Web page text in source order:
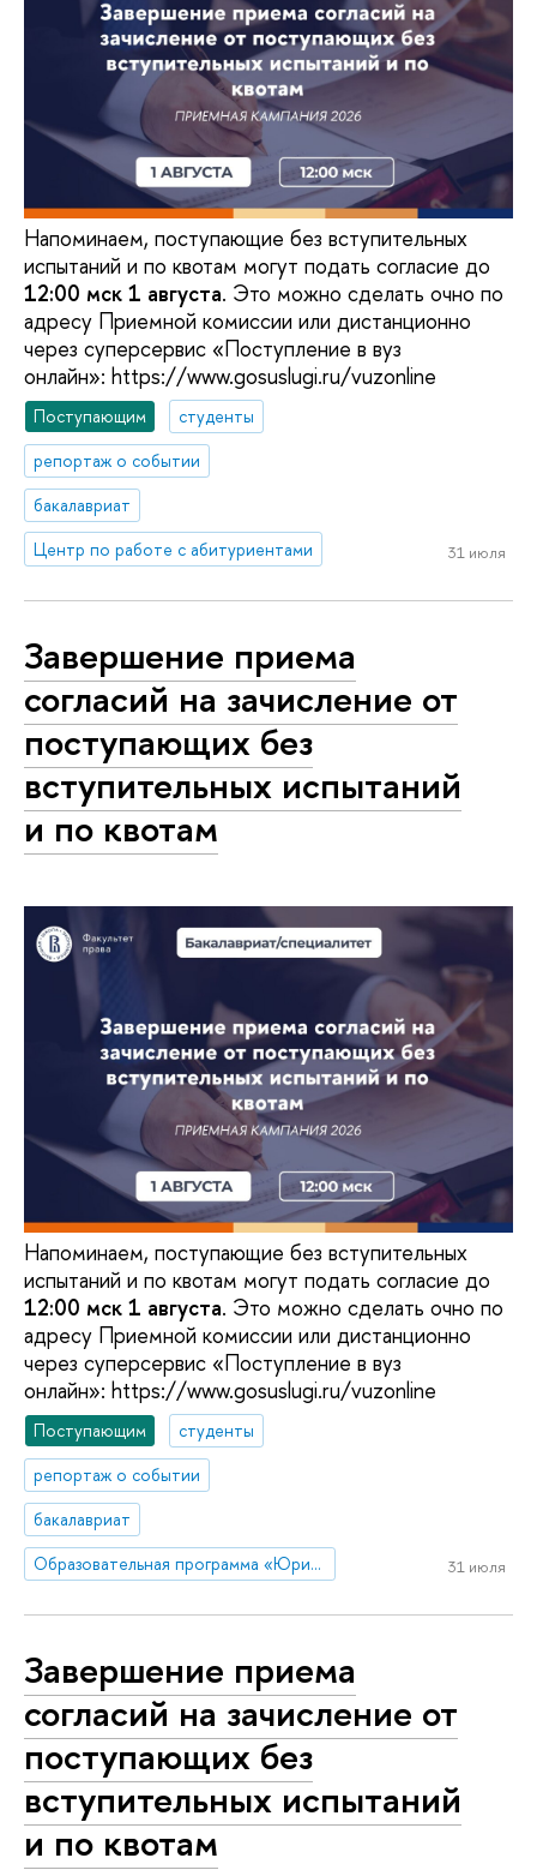
Напоминаем, поступающие без вступительных
испытаний и по квотам могут подать согласие до
12:00 мск 1 августа. Это можно сделать очно по
адресу Приемной комиссии или дистанционно
через суперсервис «Поступление в вуз
онлайн»: https://www.gosuslugi.ru/vuzonline
Поступающим
студенты
репортаж о событии
бакалавриат
Центр по работе с абитуриентами
31 июля
Завершение приема
согласий на зачисление от
поступающих без
вступительных испытаний
и по квотам
Напоминаем, поступающие без вступительных
испытаний и по квотам могут подать согласие до
12:00 мск 1 августа. Это можно сделать очно по
адресу Приемной комиссии или дистанционно
через суперсервис «Поступление в вуз
онлайн»: https://www.gosuslugi.ru/vuzonline
Поступающим
студенты
репортаж о событии
бакалавриат
Образовательная программа «Юриспруденция»
31 июля
Завершение приема
согласий на зачисление от
поступающих без
вступительных испытаний
и по квотам